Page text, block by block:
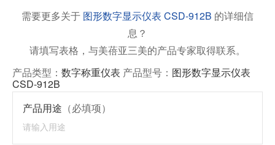
需要更多关于 图形数字显示仪表 CSD-912B 的详细信
息？
请填写表格，与美蓓亚三美的产品专家取得联系。
产品类型： 数字称重仪表 产品型号： 图形数字显示仪表
CSD-912B
产品用途 （必填项）